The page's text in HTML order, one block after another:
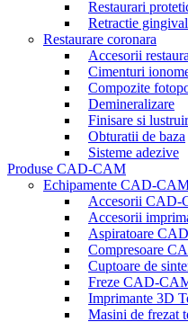
Restaurari
Retractie
Restaurare coronara
Accesorii
Cimenturi
Compozite
Demineralizare
Finisare si
Obturatii de baza
Sisteme adezive
Produse CAD-CAM
Echipamente CAD-
Accesorii CAD-
Accesorii
Aspiratoare
Compresoare
Cuptoare de
Freze CAD-
Imprimante 3D
Masini de frezat